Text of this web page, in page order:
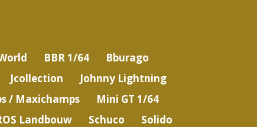
BBR 1/64
Bburago
Jcollection
Johnny Lightning
/ Maxichamps
Mini GT 1/64
Landbouw Schuco
Solido